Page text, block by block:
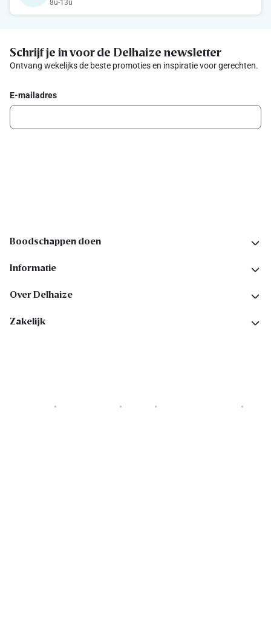
8u-13u
Schrijf je in voor de Delhaize newsletter
Ontvang wekelijks de beste promoties en inspiratie voor gerechten.
E-mailadres
Boodschappen doen
Informatie
Over Delhaize
Zakelijk